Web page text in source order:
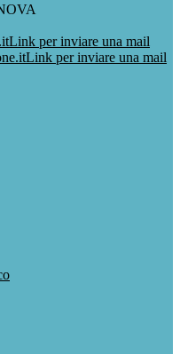
Link per inviare una mail
Link per inviare una mail